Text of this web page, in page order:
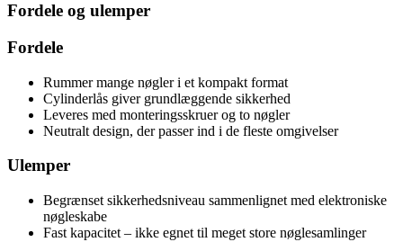
Fordele og ulemper
Fordele
Rummer mange nøgler i et kompakt format
Cylinderlås giver grundlæggende sikkerhed
Leveres med monteringsskruer og to nøgler
Neutralt design, der passer ind i de fleste omgivelser
Ulemper
Begrænset sikkerhedsniveau sammenlignet med elektroniske
nøgleskabe
Fast kapacitet – ikke egnet til meget store nøglesamlinger